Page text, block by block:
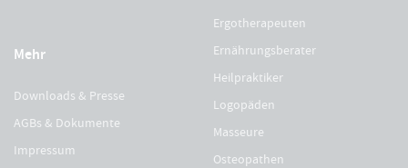
Mehr
Downloads & Presse
AGBs & Dokumente
Impressum
Ergotherapeuten
Ernährungsberater
Heilpraktiker
Logopäden
Masseure
Osteopathen